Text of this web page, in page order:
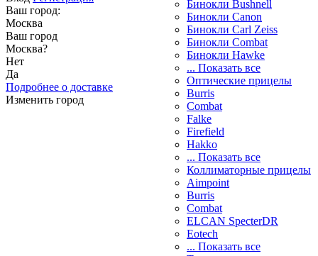
Ваш город:
Москва
Ваш город
Москва?
Нет
Да
Подробнее о доставке
Изменить город
Бинокли Bushnell
Бинокли Canon
Бинокли Carl Zeiss
Бинокли Combat
Бинокли Hawke
... Показать все
Оптические прицелы
Burris
Combat
Falke
Firefield
Hakko
... Показать все
Коллиматорные прицелы
Aimpoint
Burris
Combat
ELCAN SpecterDR
Eotech
... Показать все